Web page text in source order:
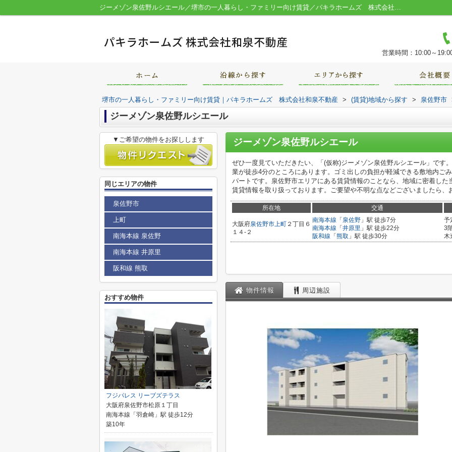
ジーメゾン泉佐野ルシエール／堺市の一人暮らし・ファミリー向け賃貸／パキラホームズ 株式会社和泉不動産
営業時間：10:00～
堺市の一人暮らし・ファミリー向け賃貸｜パキラホームズ 株式会社和泉不動産 > (賃貸)地域から探す > 泉佐野市
ジーメゾン泉佐野ルシエール
ジーメゾン泉佐野ルシエール
ぜひ一度見ていただきたい、「(仮称)ジーメゾン泉佐野ルシエール」です
業が徒歩4分のところにあります。ゴミ出しの負担が軽減できる敷地内ご
パートです。泉佐野市エリアにある賃貸情報のことなら、地域に密着し
賃貸情報を取り扱っております。ご要望や不明な点などございましたら、
所在地 交通
大阪府泉佐野市上町 ２丁目６
１４-２
南海本線 「 泉佐野 」駅 徒歩7分
南海本線 「 井原里 」駅 徒歩22分
阪和線 「 熊取 」駅 徒歩30分
予
3
木
物件情報 周辺施設
▼ご希望の物件をお探しします
同じエリアの物件
泉佐野市
上町
南海本線 泉佐野
南海本線 井原里
阪和線 熊取
おすすめ物件
フジパレス リーブズテラス
大阪府泉佐野市松原１丁目
南海本線「羽倉崎」駅 徒歩12分
築10年